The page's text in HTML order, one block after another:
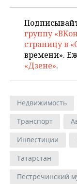
группу
страницу в
времени».
«Дзене».
Недвижимость
Транспорт
Инвестиции
Татарстан
Пестречинский